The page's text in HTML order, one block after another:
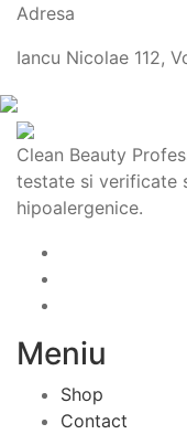
Adresa
Iancu Nicolae 112,
Clean Beauty
testate si verificate
hipoalergenice.
Meniu
Shop
Contact